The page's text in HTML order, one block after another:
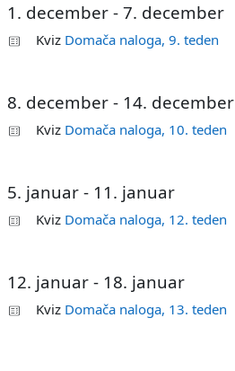
1. december - 7. december
Kviz Domača naloga, 9. teden
8. december - 14. december
Kviz Domača naloga, 10. teden
5. januar - 11. januar
Kviz Domača naloga, 12. teden
12. januar - 18. januar
Kviz Domača naloga, 13. teden